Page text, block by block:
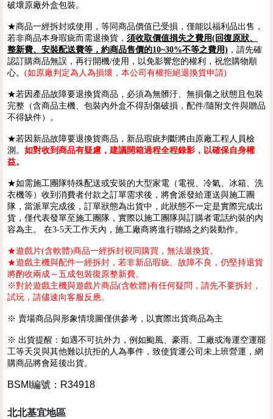
破壞原廠外盒包裝。
★商品一經拆封或使用，等同商品價值已受損，僅能以福利品出售，
若非商品本身瑕疵而需退換貨， 須收取價值損失之費用(回復原狀、
整新費、安裝配送費等，約商品售價的10~30%不等之費用) ，請先確
認訂購商品無誤，再行開機/使用，以免影響您的權利，祝您購物順
心。 (如原廠判定為人為損壞，本公司有權拒絕退換貨申請)
★若因產品故障要退換貨商品，必須為無髒汙、無損傷之狀態且包裝
完整（含商品主機、包裝內外盒不得刮傷破損，配件/隨附文件與贈品
不得缺件）。
★若因新品故障要退換貨商品，新品瑕疵判斷將由原廠工程人員檢
測。 如對收到商品有疑慮，建議開箱過程全程錄影，以確保自身權
益。
★如需施工團隊特殊配送或安裝的大型家電（電視、冷氣、冰箱、洗
衣機等）收到消費者付款之訂單需求後，將會派發給運送與施工團
隊，當派單完成後，訂單狀態為出貨中，此狀態不一定是實際完成出
貨，僅代表發單至施工團隊，實際以施工團隊與訂購者電話約裝的內
容為主。 在3-5天工作天內，施工廠商將進行聯絡之約裝動作。
★遊戲片(含軟體)商品一經拆封視同購買，無法退換貨。
★遊戲主機與配件一經拆封，若非新品瑕疵、故障不良，仍堅持退貨
將酌收兩成～五成包裝復原整新費。
※對於遊戲主機與遊戲片商品(含軟體)有任何疑問，請先不要拆封，
試玩，請儘速向客服反應。
※ 賣場商品與形象情境圖僅供參考，以實際出貨商品為主
※ 出貨提醒：如遇不可抗外力，例如颱風、豪雨、工廠或海運空運罷
工等天災與其他難以抗拒的人為事件，致使貨運公司未上班營運，網
購商品將會延後出貨。
BSMI編號：R34918
北北基宜地區